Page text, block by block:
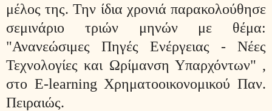
μέλος της. Την ίδια χρονιά παρακολούθησε
σεμινάριο τριών μηνών με θέμα:
"Ανανεώσιμες Πηγές Ενέργειας - Νέες
Τεχνολογίες και Ωρίμανση Υπαρχόντων" ,
στο E-learning Χρηματοοικονομικού Παν.
Πειραιώς.